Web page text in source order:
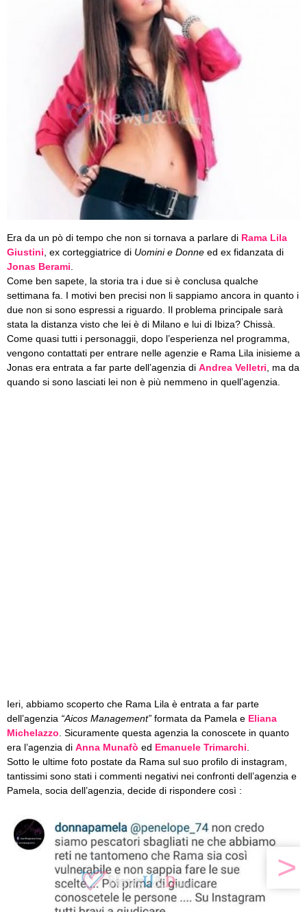
Era da un pò di tempo che non si tornava a parlare di Rama Lila
Giustini , ex corteggiatrice di Uomini e Donne ed ex fidanzata di
Jonas Berami
Come ben sapete, la storia tra i due si è conclusa qualche
settimana fa. I motivi ben precisi non li sappiamo ancora in quanto i
due non si sono espressi a riguardo. Il problema principale sarà
stata la distanza visto che lei è di Milano e lui di Ibiza? Chissà.
Come quasi tutti i personaggii, dopo l’esperienza nel programma,
vengono contattati per entrare nelle agenzie e Rama Lila inisieme a
Jonas era entrata a far parte dell’agenzia di Andrea Velletri , ma da
quando si sono lasciati lei non è più nemmeno in quell’agenzia.
Ieri, abbiamo scoperto che Rama Lila è entrata a far parte
dell’agenzia “Aicos Management” formata da Pamela e Eliana
Michelazzo . Sicuramente questa agenzia la conoscete in quanto
era l’agenzia di Anna Munafò ed Emanuele Trimarchi
Sotto le ultime foto postate da Rama sul suo profilo di instagram,
tantissimi sono stati i commenti negativi nei confronti dell’agenzia e
Pamela, socia dell’agenzia, decide di rispondere così :
>